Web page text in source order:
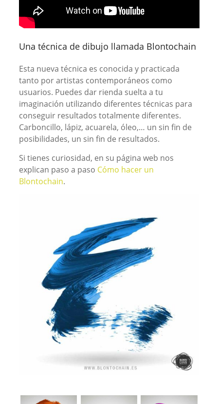
Una técnica de dibujo llamada Blontochain
Esta nueva técnica es conocida y practicada
tanto por artistas contemporáneos como
usuarios. Puedes dar rienda suelta a tu
imaginación utilizando diferentes técnicas para
conseguir resultados totalmente diferentes.
Carboncillo, lápiz, acuarela, óleo,… un sin fin de
posibilidades, un sin fin de resultados.
Si tienes curiosidad, en su página web nos
explican paso a paso Cómo hacer un
Blontochain.